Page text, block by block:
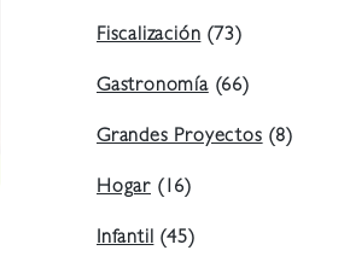
Fiscalización(73)
Gastronomía(66)
Grandes Proyectos(8)
Hogar (16)
Infantil(45)